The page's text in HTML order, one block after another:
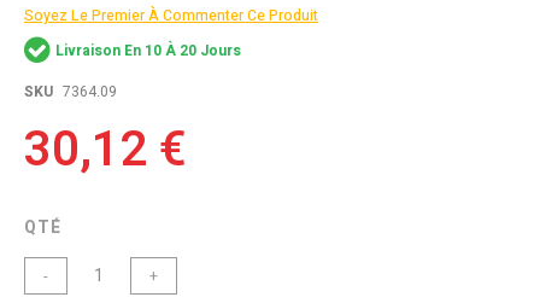
of
the
images
Soyez Le Premier À Commenter Ce Produit
Livraison En 10 À 20 Jours
SKU 7364.09
30,12 €
QTÉ
- +